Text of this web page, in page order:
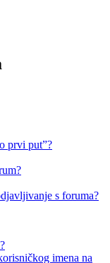
prvi put”?
s foruma?
imena na